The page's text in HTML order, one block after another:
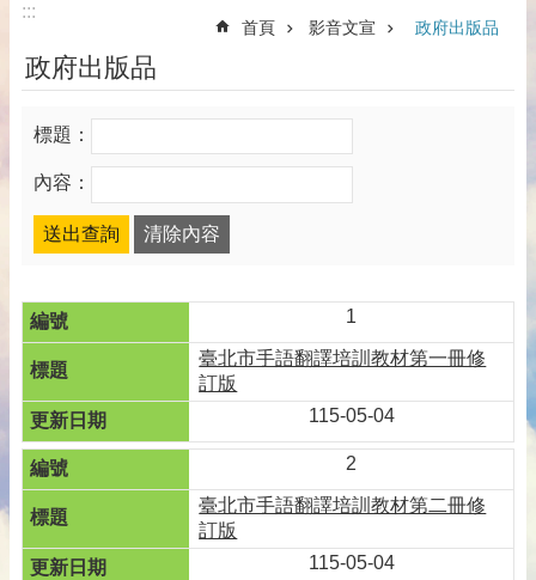
:::
首頁 影音文宣 政府出版品
政府出版品
標題：
內容：
1
臺北市手語翻譯培訓教材第一冊修
訂版
115-05-04
2
臺北市手語翻譯培訓教材第二冊修
訂版
115-05-04